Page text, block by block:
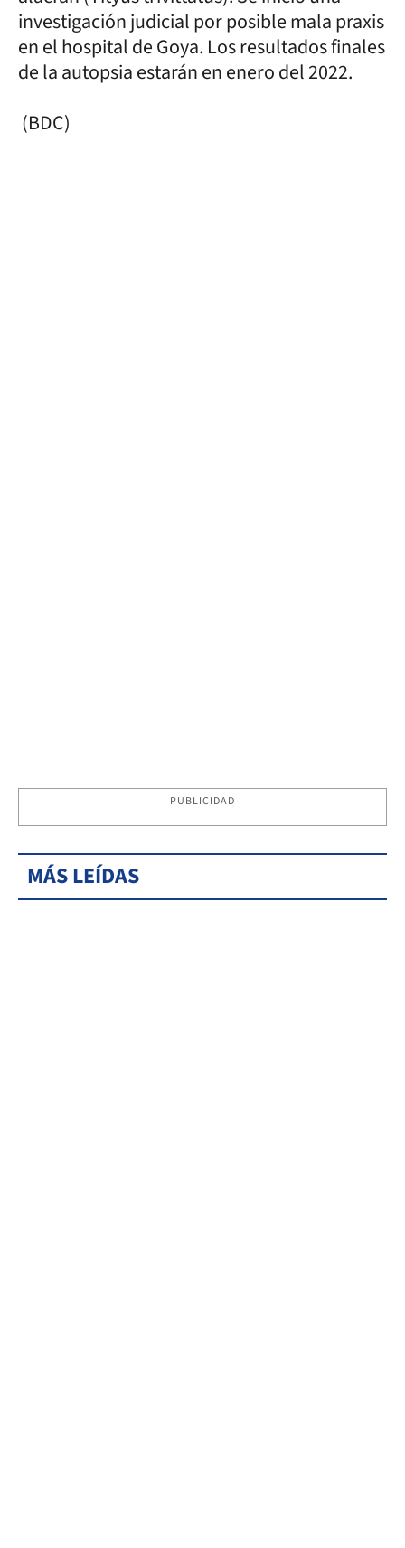
investigación judicial por posible mala praxis
en el hospital de Goya. Los resultados finales
de la autopsia estarán en enero del 2022.
(BDC)
PUBLICIDAD
MÁS LEÍDAS